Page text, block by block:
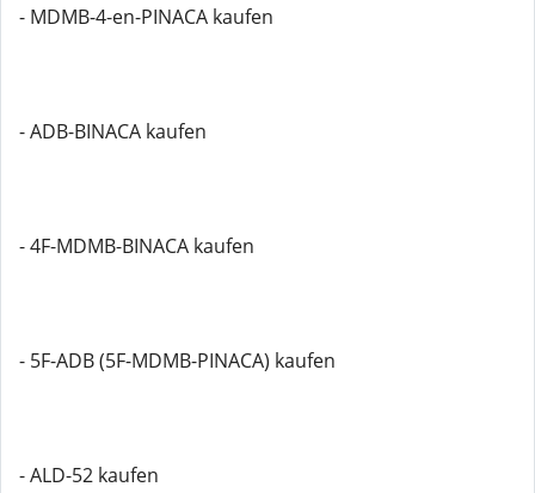
- MDMB-4-en-PINACA kaufen
- ADB-BINACA kaufen
- 4F-MDMB-BINACA kaufen
- 5F-ADB (5F-MDMB-PINACA) kaufen
- ALD-52 kaufen